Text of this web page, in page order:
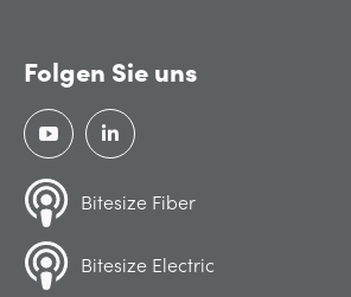
Folgen Sie uns
Bitesize Fiber
Bitesize Electric